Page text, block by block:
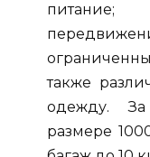
также
одежду.
размере